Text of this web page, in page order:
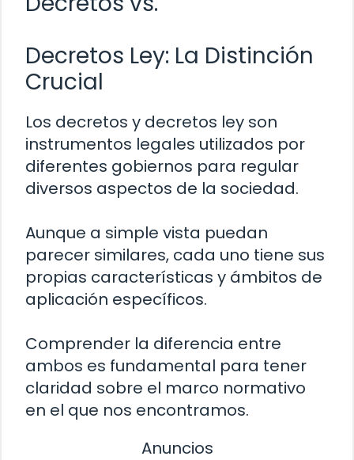
Decretos Ley: La Distinción
Crucial
Los decretos y decretos ley son
instrumentos legales utilizados por
diferentes gobiernos para regular
diversos aspectos de la sociedad.
Aunque a simple vista puedan
parecer similares, cada uno tiene sus
propias características y ámbitos de
aplicación específicos.
Comprender la diferencia entre
ambos es fundamental para tener
claridad sobre el marco normativo
en el que nos encontramos.
Anuncios